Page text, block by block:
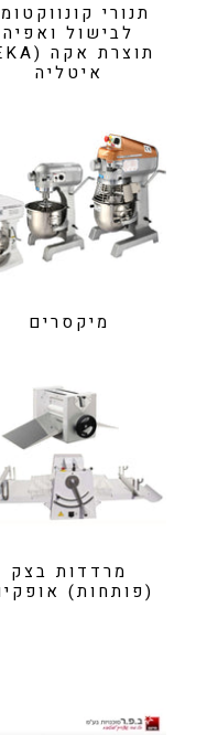
תנורי
לבישול ואפיה
איטליה
מיקסרים
מרדדות בצק
(פותחות)